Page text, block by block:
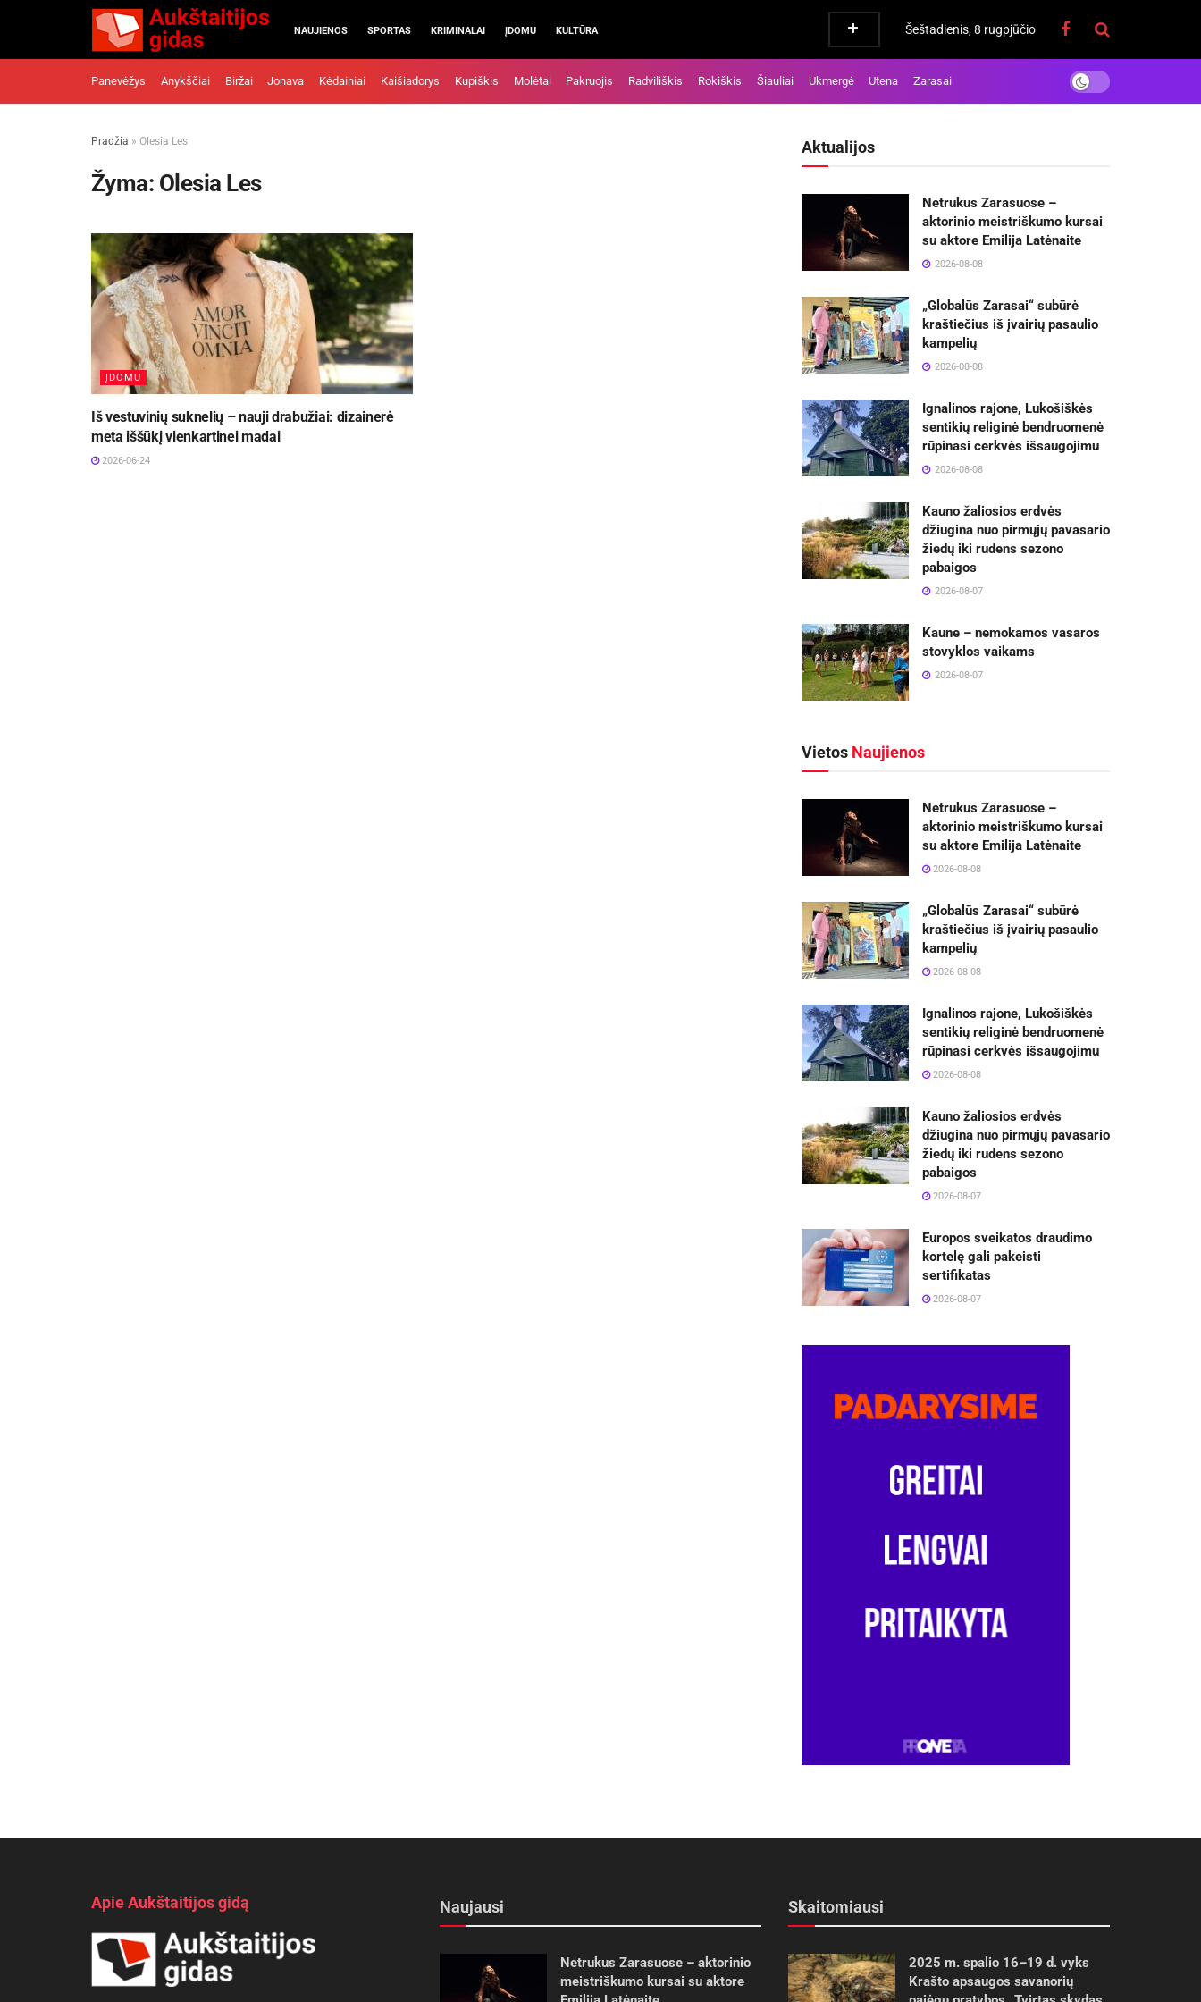
NAUJIENOS SPORTAS KRIMINALAI ĮDOMU KULTŪRA Šeštadienis, 8 rugpjūčio
Panevėžys Anykščiai Biržai Jonava Kėdainiai Kaišiadorys Kupiškis Molėtai Pakruojis Radviliškis Rokiškis Šiauliai Ukmergė Utena Zarasai
Pradžia » Olesia Les
Žyma: Olesia Les
ĮDOMU
Iš vestuvinių suknelių – nauji drabužiai: dizainerė
meta iššūkį vienkartinei madai
2026-06-24
Aktualijos
Netrukus Zarasuose –
aktorinio meistriškumo kursai
su aktore Emilija Latėnaite
2026-08-08
„Globalūs Zarasai“ subūrė
kraštiečius iš įvairių pasaulio
kampelių
2026-08-08
Ignalinos rajone, Lukošiškės
sentikių religinė bendruomenė
rūpinasi cerkvės išsaugojimu
2026-08-08
Kauno žaliosios erdvės
džiugina nuo pirmųjų pavasario
žiedų iki rudens sezono
pabaigos
2026-08-07
Kaune – nemokamos vasaros
stovyklos vaikams
2026-08-07
Vietos Naujienos
Netrukus Zarasuose –
aktorinio meistriškumo kursai
su aktore Emilija Latėnaite
2026-08-08
„Globalūs Zarasai“ subūrė
kraštiečius iš įvairių pasaulio
kampelių
2026-08-08
Ignalinos rajone, Lukošiškės
sentikių religinė bendruomenė
rūpinasi cerkvės išsaugojimu
2026-08-08
Kauno žaliosios erdvės
džiugina nuo pirmųjų pavasario
žiedų iki rudens sezono
pabaigos
2026-08-07
Europos sveikatos draudimo
kortelę gali pakeisti
sertifikatas
2026-08-07
Apie Aukštaitijos gidą Naujausi
Netrukus Zarasuose – aktorinio
meistriškumo kursai su aktore
Skaitomiausi
2025 m. spalio 16–19 d. vyks
Krašto apsaugos savanorių